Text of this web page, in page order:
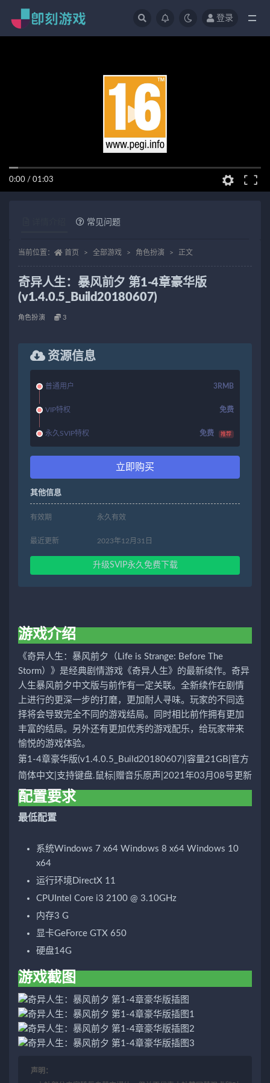
登录
0:00 / 01:03
常见问题
当前位置： 首页 全部游戏 角色扮演 正文
奇异人生：暴风前夕 第1-4章豪华版
(v1.4.0.5_Build20180607)
角色扮演 3
资源信息
普通用户 3RMB
VIP特权 免费
永久SVIP特权 免费 推荐
立即购买
其他信息
有效期 永久有效
最近更新 2023年12月31日
升级SVIP永久免费下载
游戏介绍
《奇异人生：暴风前夕（Life is Strange: Before The
Storm）》是经典剧情游戏《奇异人生》的最新续作。奇异
人生暴风前夕中文版与前作有一定关联。全新续作在剧情
上进行的更深一步的打磨，更加耐人寻味。玩家的不同选
择将会导致完全不同的游戏结局。同时相比前作拥有更加
丰富的结局。另外还有更加优秀的游戏配乐，给玩家带来
愉悦的游戏体验。
第1-4章豪华版(v1.4.0.5_Build20180607)|容量21GB|官方
简体中文|支持键盘.鼠标|赠音乐原声|2021年03月08号更新
配置要求
最低配置
系统Windows 7 x64 Windows 8 x64 Windows 10
x64
运行环境 DirectX 11
CPU Intel Core i3 2100 @ 3.10GHz
内存3 G
显卡GeForce GTX 650
硬盘14G
游戏截图
声明：